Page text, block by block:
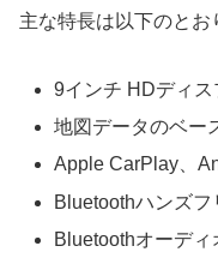
主な特長は以下のとお
9インチ HDディス
地図データのベー
Apple CarPlay、
Bluetoothハンズフ
Bluetoothオーディ